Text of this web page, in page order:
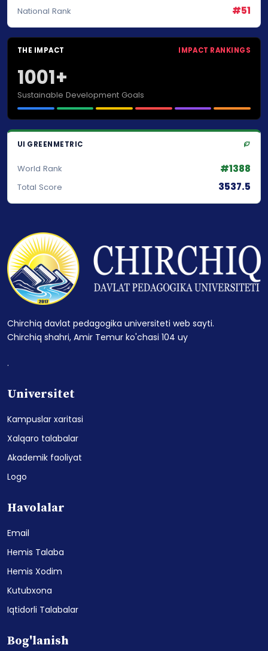
National Rank #51
THE IMPACT IMPACT RANKINGS
1001+
Sustainable Development Goals
UI GREENMETRIC
World Rank #1388
Total Score 3537.5
Chirchiq davlat pedagogika universiteti web sayti.
Chirchiq shahri, Amir Temur ko'chasi 104 uy
.
Universitet
Kampuslar xaritasi
Xalqaro talabalar
Akademik faoliyat
Logo
Havolalar
Email
Hemis Talaba
Hemis Xodim
Kutubxona
Iqtidorli Talabalar
Bog'lanish